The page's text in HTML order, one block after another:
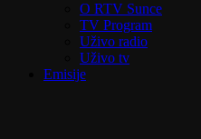
O RTV Sunce
TV Program
Uživo radio
Uživo tv
Emisije